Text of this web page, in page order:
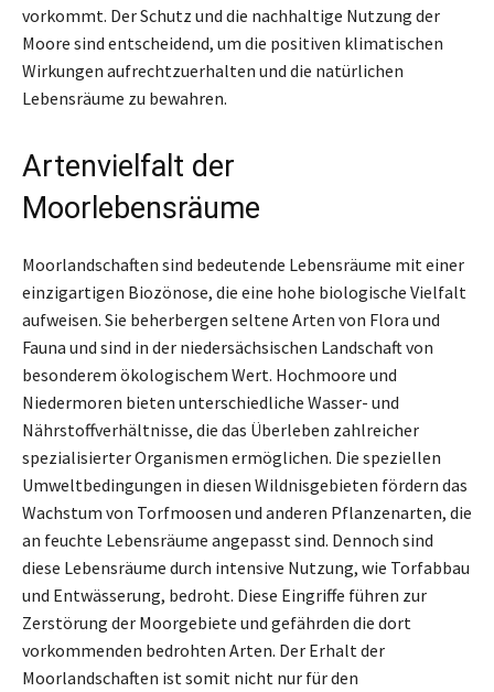
vorkommt. Der Schutz und die nachhaltige Nutzung der
Moore sind entscheidend, um die positiven klimatischen
Wirkungen aufrechtzuerhalten und die natürlichen
Lebensräume zu bewahren.
Artenvielfalt der
Moorlebensräume
Moorlandschaften sind bedeutende Lebensräume mit einer
einzigartigen Biozönose, die eine hohe biologische Vielfalt
aufweisen. Sie beherbergen seltene Arten von Flora und
Fauna und sind in der niedersächsischen Landschaft von
besonderem ökologischem Wert. Hochmoore und
Niedermoren bieten unterschiedliche Wasser- und
Nährstoffverhältnisse, die das Überleben zahlreicher
spezialisierter Organismen ermöglichen. Die speziellen
Umweltbedingungen in diesen Wildnisgebieten fördern das
Wachstum von Torfmoosen und anderen Pflanzenarten, die
an feuchte Lebensräume angepasst sind. Dennoch sind
diese Lebensräume durch intensive Nutzung, wie Torfabbau
und Entwässerung, bedroht. Diese Eingriffe führen zur
Zerstörung der Moorgebiete und gefährden die dort
vorkommenden bedrohten Arten. Der Erhalt der
Moorlandschaften ist somit nicht nur für den